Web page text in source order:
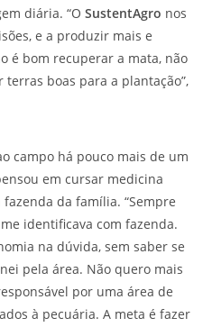
diária. “OSustentAgro nos
e a produzir mais e
é bom recuperar a mata, não
boas para a plantação”,
campo há pouco mais de um
em cursar medicina
da família. “Sempre
identificava com fazenda.
na dúvida, sem saber se
pela área. Não quero mais
por uma área de
à pecuária. A meta é fazer